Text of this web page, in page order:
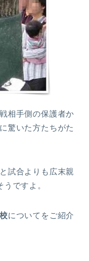
相手側の保護者か
驚いた方たちがた
と試合よりも広末親
ですよ。
についてをご紹介